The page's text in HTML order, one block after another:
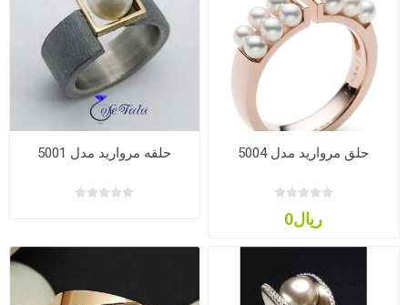
حلق مروارید مدل 5004
ریال0
حلقه مروارید مدل 5001